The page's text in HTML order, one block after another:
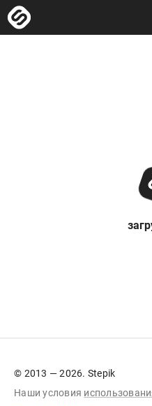
© 2013 — 2026. Stepik
Наши условия